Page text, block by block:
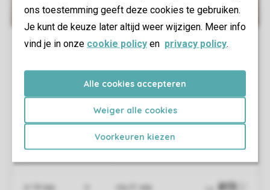
ons toestemming geeft deze cookies te gebruiken.
Je kunt de keuze later altijd weer wijzigen. Meer info
vind je in onze cookie policy en privacy policy.
Alle cookies accepteren
Weiger alle cookies
Voorkeuren kiezen